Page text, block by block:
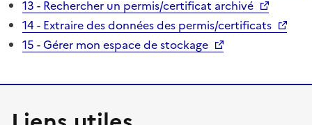
13 - Rechercher un permis/certificat archivé
14 - Extraire des données des permis/certificats
15 - Gérer mon espace de stockage